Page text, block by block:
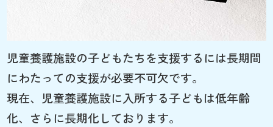
児童養護施設の子どもたちを支援するには長期間
にわたっての支援が必要不可欠です。
現在、児童養護施設に入所する子どもは低年齢
化、さらに長期化しております。